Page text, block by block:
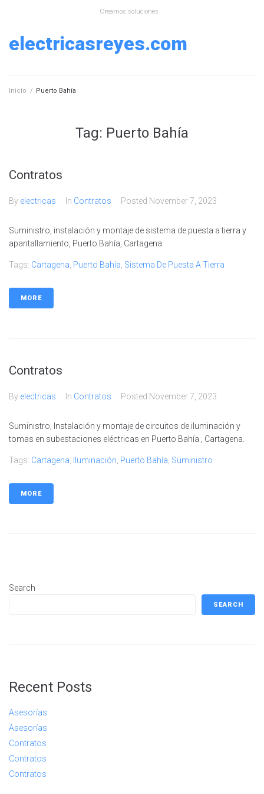
Creamos soluciones
electricasreyes.com
Inicio / Puerto Bahía
Tag: Puerto Bahía
Contratos
By electricas In Contratos Posted November 7, 2023
Suministro, instalación y montaje de sistema de puesta a tierra y
apantallamiento, Puerto Bahía, Cartagena.
Tags: Cartagena Puerto Bahía Sistema De Puesta A Tierra
MORE
Contratos
By electricas In Contratos Posted November 7, 2023
Suministro, Instalación y montaje de circuitos de iluminación y
tomas en subestaciones eléctricas en Puerto Bahía , Cartagena.
Tags: Cartagena Iluminación Puerto Bahía Suministro
MORE
Search
SEARCH
Recent Posts
Asesorías
Asesorías
Contratos
Contratos
Contratos